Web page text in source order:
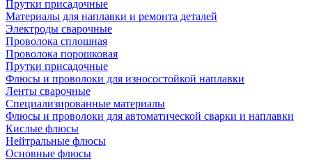
Прутки присадочные
Материалы для наплавки и ремонта деталей
Электроды сварочные
Проволока сплошная
Проволока порошковая
Прутки присадочные
Флюсы и проволоки для износостойкой наплавки
Ленты сварочные
Специализированные материалы
Флюсы и проволоки для автоматической сварки и наплавки
Кислые флюсы
Нейтральные флюсы
Основные флюсы